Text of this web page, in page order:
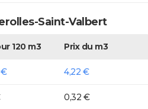
Saint-Valbert
120 m3 Prix du m3
4,22 €
0,32 €